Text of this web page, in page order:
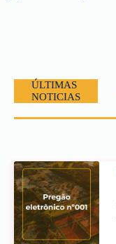
ÚLTIMAS
NOTICIAS